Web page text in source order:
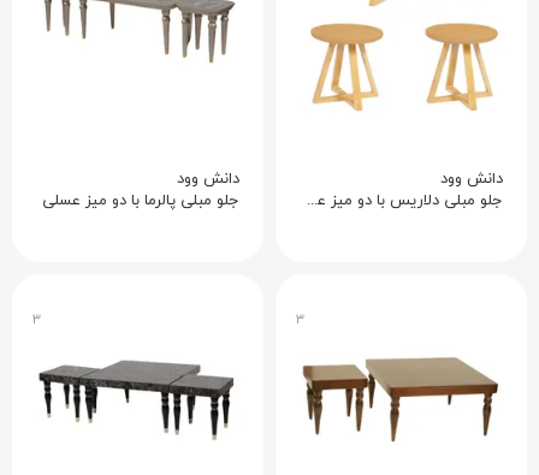
دانش وود
جلو مبلی دلاریس با دو میز عسلی
دانش وود
جلو مبلی پالرما با دو میز عسلی
۳ ۳